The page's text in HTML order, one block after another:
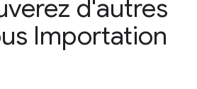
d'autres
Importation